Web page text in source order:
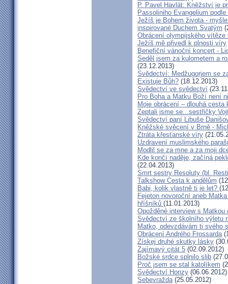
P. Pavel Havlát: Kněžství je
Passoliniho Evangelium
Ježíš je Bohem života -
inspirované Duchem Svatým
Obrácení olympijského vítěze
Ježíš mě přivedl k plnosti víry
Benefiční vánoční koncert -
Seděl jsem za kulometem a
(23.12.2013)
Svědectví: Medžugorjem se
Existuje Bůh? (18.12.2013)
Svědectví ve svědectví
Pro Boha a Matku Boží není
Moje obrácení – dlouhá cesta
Zeptali jsme se...sestřičky
Svědectví paní Libuše
Kněžské svěcení v Brně -
Ztráta křesťanské víry
Uzdravení muslimského
Modlil se za mne a za moji
Kde končí naděje, začíná
(22.04.2013)
Smrt sestry Resoluty (bl.
Talkshow Cesta k andělům
Babi, kolik vlastně ti je let?
Fejeton novoroční aneb
hříšníků (11.01.2013)
Opožděné interview s
Svědectví ze školního výletu
Matko, odevzdávám ti svého
Obrácení Andrého Frossarda
Získej druhé skutky lásky
Zajímavý citát 5 (02.09.2012)
Božské srdce splnilo slib
Proč jsem se stal katolíkem
Svědectví Honzy (06.06.2012)
Sebevražda(25.05.2012)